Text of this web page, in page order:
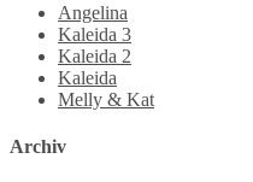
Angelina
Kaleida 3
Kaleida 2
Kaleida
Melly & Kat
Archiv